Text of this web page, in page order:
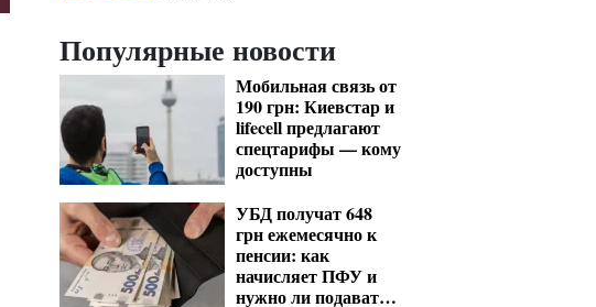
Популярные новости
Мобильная связь от
190 грн: Киевстар и
lifecell предлагают
спецтарифы — кому
доступны
УБД получат 648
грн ежемесячно к
пенсии: как
начисляет ПФУ и
нужно ли подавать